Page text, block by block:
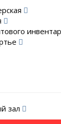
зал